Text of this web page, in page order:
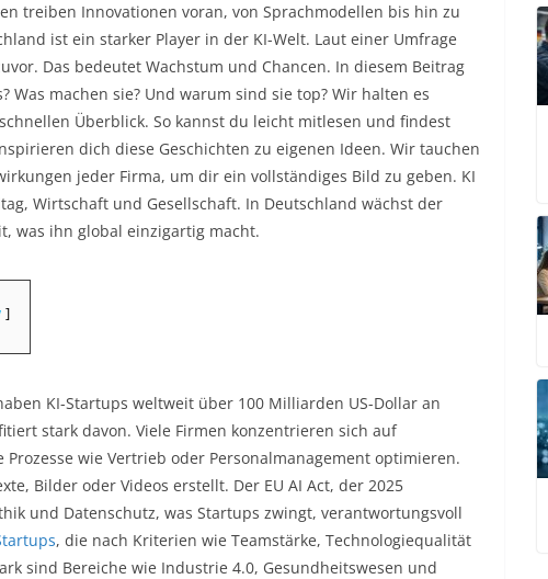
treiben Innovationen voran, von Sprachmodellen bis hin zu
ist ein starker Player in der KI-Welt. Laut einer Umfrage
Das bedeutet Wachstum und Chancen. In diesem Beitrag
machen sie? Und warum sind sie top? Wir halten es
Überblick. So kannst du leicht mitlesen und findest
dich diese Geschichten zu eigenen Ideen. Wir tauchen
jeder Firma, um dir ein vollständiges Bild zu geben. KI
Wirtschaft und Gesellschaft. In Deutschland wächst der
was ihn global einzigartig macht.
KI-Startups weltweit über 100 Milliarden US-Dollar an
stark davon. Viele Firmen konzentrieren sich auf
wie Vertrieb oder Personalmanagement optimieren.
Bilder oder Videos erstellt. Der EU AI Act, der 2025
und Datenschutz, was Startups zwingt, verantwortungsvoll
, die nach Kriterien wie Teamstärke, Technologiequalität
sind Bereiche wie Industrie 4.0, Gesundheitswesen und